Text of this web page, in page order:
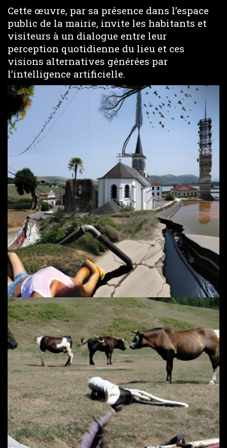
Cette œuvre, par sa présence dans l’espace
public de la mairie, invite les habitants et
visiteurs à un dialogue entre leur
perception quotidienne du lieu et ces
visions alternatives générées par
l’intelligence artificielle.